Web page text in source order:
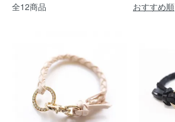
全12商品 おすすめ順